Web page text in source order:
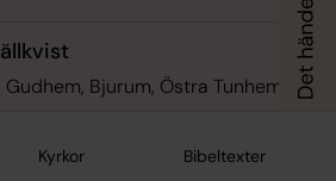
Kyrkor Bibeltexter
Bjurum, Östra Tunhem